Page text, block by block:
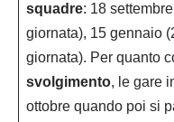
squadre: 18
giornata), 15 gennaio
giornata). Per quanto
svolgimento, le gare
ottobre quando poi si